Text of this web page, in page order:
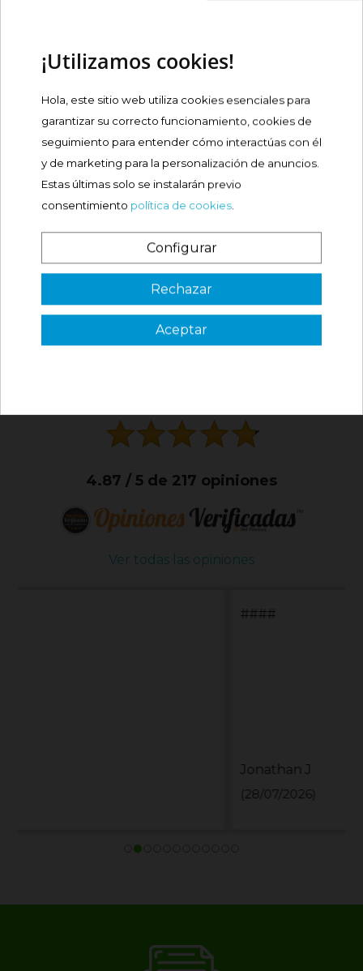
Precio
13,68 €
Comprar
BE+ DESMAQUILLANTE
BIFASICO OJOS Y...
Precio
15,90 €
Comprar
4.87 / 5 de 217 opiniones
Ver todas las opiniones
¿Es tu primera vez? ¡SORPRESA!
VER CÓDIGO
3 €
¡Utilizamos cookies!
Hola, este sitio web utiliza cookies esenciales para
garantizar su correcto funcionamiento, cookies de
seguimiento para entender cómo interactúas con él
y de marketing para la personalización de anuncios.
Estas últimas solo se instalarán previo
consentimiento política de cookies.
Configurar
Rechazar
Aceptar